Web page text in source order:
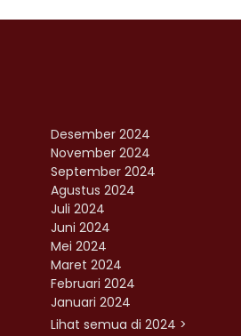
Desember 2024
November 2024
September 2024
Agustus 2024
Juli 2024
Juni 2024
Mei 2024
Maret 2024
Februari 2024
Januari 2024
Lihat semua di 2024 >